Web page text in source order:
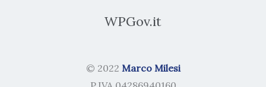
WPGov.it
© 2022 Marco Milesi